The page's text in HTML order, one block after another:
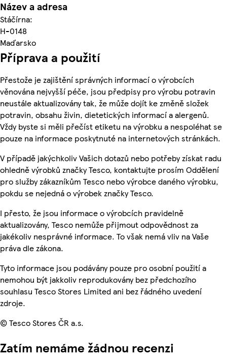
Název a adresa
Stáčírna:
H-0148
Maďarsko
Příprava a použití
Přestože je zajištění správných informací o výrobcích
věnována nejvyšší péče, jsou předpisy pro výrobu potravin
neustále aktualizovány tak, že může dojít ke změně složek
potravin, obsahu živin, dietetických informací a alergenů.
Vždy byste si měli přečíst etiketu na výrobku a nespoléhat se
pouze na informace poskytnuté na internetových stránkách.
V případě jakýchkoliv Vašich dotazů nebo potřeby získat radu
ohledně výrobků značky Tesco, kontaktujte prosím Oddělení
pro služby zákazníkům Tesco nebo výrobce daného výrobku,
pokdu se nejedná o výrobek značky Tesco.
I přesto, že jsou informace o výrobcích pravidelně
aktualizovány, Tesco nemůže přijmout odpovědnost za
jakékoliv nesprávné informace. To však nemá vliv na Vaše
práva dle zákona.
Tyto informace jsou podávány pouze pro osobní použití a
nemohou být jakkoliv reprodukovány bez předchozího
souhlasu Tesco Stores Limited ani bez řádného uvedení
zdroje.
© Tesco Stores ČR a.s.
Zatím nemáme žádnou recenzi